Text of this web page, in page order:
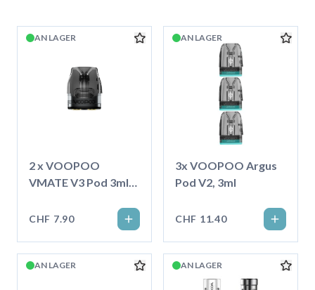
AN LAGER
2 x VOOPOO
VMATE V3 Pod 3ml
CHF 7.90
AN LAGER
3x VOOPOO Argus
Pod V2, 3ml
CHF 11.40
AN LAGER AN LAGER